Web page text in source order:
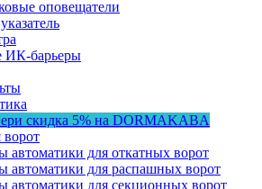
оповещатели
ИК-барьеры
скидка 5% на DORMAKABA
ворот
автоматики для откатных ворот
автоматики для распашных ворот
автоматики для секционных ворот